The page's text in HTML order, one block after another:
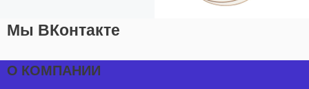
Мы ВКонтакте
О КОМПАНИИ